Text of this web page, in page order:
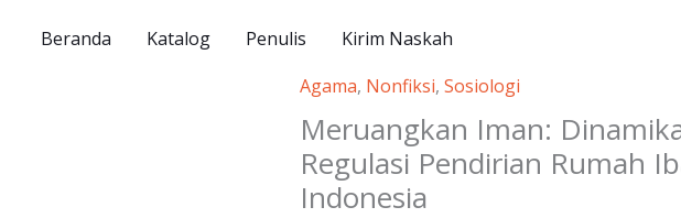
Beranda Katalog Penulis Kirim Naskah
Agama, Nonfiksi, Sosiologi
Meruangkan Iman:
Regulasi Pendirian Rumah
Indonesia
Kuantitas
Meruangkan
Iman:
Dinamika
Sosial